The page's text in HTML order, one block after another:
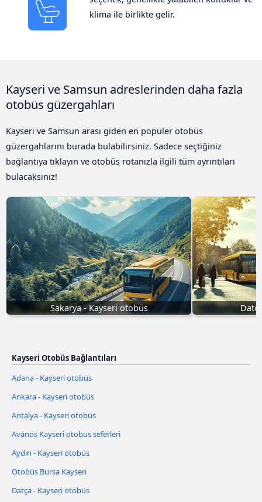
klima ile birlikte gelir.
Kayseri ve Samsun adreslerinden daha fazla
otobüs güzergahları
Kayseri ve Samsun arası giden en popüler otobüs
güzergahlarını burada bulabilirsiniz. Sadece seçtiğiniz
bağlantıya tıklayın ve otobüs rotanızla ilgili tüm ayrıntıları
bulacaksınız!
Sakarya - Kayseri otobüs
Kayseri Otobüs Bağlantıları
Adana - Kayseri otobüs
Ankara - Kayseri otobüs
Antalya - Kayseri otobüs
Avanos Kayseri otobüs seferleri
Aydin - Kayseri otobüs
Otobüs Bursa Kayseri
Datça - Kayseri otobüs